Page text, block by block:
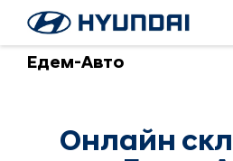
Едем-Авто
Онлайн